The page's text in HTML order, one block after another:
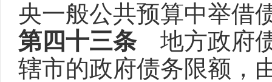
央一般公共预算中举借
第四十三条地方政府债
辖市的政府债务限额，